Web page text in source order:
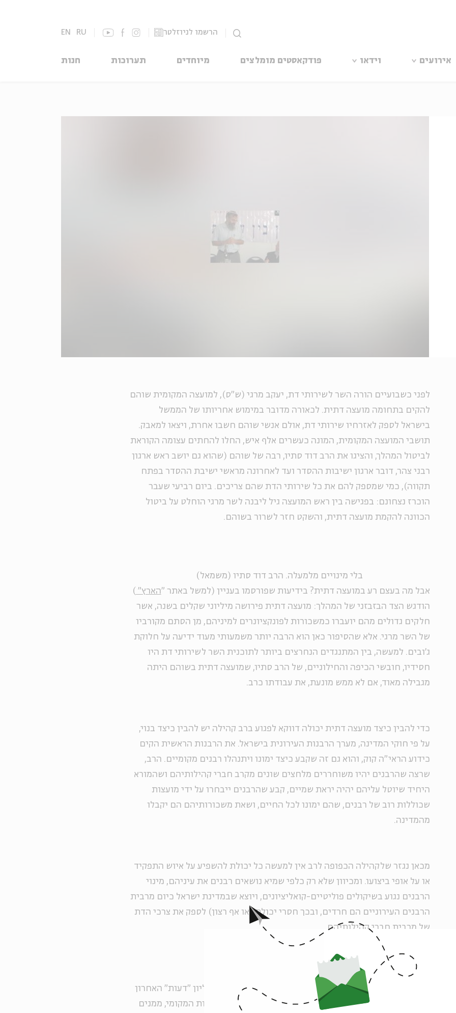
הרשמו לניוזלטר EN RU
אירועים וידאו פודקאסטים מומלצים מיוחדים תערוכות חנות
לפני כשבועיים הורה השר לשירותי דת, יעקב מרגי (ש"ס), למועצה המקומית שוהם
להקים בתחומה מועצה דתית. לכאורה מדובר במימוש אחריותו של הממשל
בישראל לספק לאזרחיו שירותי דת, אולם אנשי שוהם חשבו אחרת, ויצאו למאבק.
תושבי המועצה המקומית, המונה כעשרים אלף איש, החלו להחתים עצומה הקוראת
לביטול המהלך, והציגו את הרב דוד סתיו, רבה של שוהם (שהוא גם יושב ראש ארגון
רבני צהר, דובר ארגון ישיבות ההסדר ועד לאחרונה מראשי ישיבת ההסדר בפתח
תקווה), כמי שמספק להם את כל שירותי הדת שהם צריכים. ביום רביעי שעבר
הוכרז נצחונם: בפגישה בין ראש המועצה גיל ליבנה לשר מרגי הוחלט על ביטול
הכוונה להקמת מועצה דתית, והשקט חזר לשרור בשוהם.
בלי מינויים מלמעלה. הרב דוד סתיו (משמאל)
אבל מה בעצם רע במועצה דתית? בידיעות שפורסמו בעניין (למשל באתר "הארץ" )
הודגש הצד הבזבזני של המהלך: מועצה דתית פירושה מיליוני שקלים בשנה, אשר
חלקים גדולים מהם יועברו כמשכורות לפונקציונרים למיניהם, מן הסתם מקורביו
של השר מרגי. אלא שהסיפור כאן הוא הרבה יותר משמעותי מעוד ידיעה על חלוקת
ג'ובים. למעשה, בין המתנגדים הנחרצים ביותר לתוכנית השר לשירותי דת היו
חסידיו, חובשי הכיפה והחילוניים, של הרב סתיו, שמועצה דתית בשוהם היתה
מגבילה מאוד, אם לא ממש מונעת, את עבודתו כרב.
כדי להבין כיצד מועצה דתית יכולה דווקא לפגוע ברב קהילה יש להבין כיצד בנוי,
על פי חוקי המדינה, מערך הרבנות העירונית בישראל. את הרבנות הראשית הקים
כידוע הראי"ה קוק, והוא גם זה שקבע כיצד ימונו ויתנהלו רבנים מקומיים. הרב,
שרצה שהרבנים יהיו משוחררים מלחצים שונים מקרב חברי קהילותיהם ושהמורא
היחיד שיוטל עליהם יהיה יראת שמיים, קבע שהרבנים ייבחרו על ידי מועצות
שכוללות רוב של רבנים, שהם ימונו לכל החיים, ושאת משכורותיהם הם יקבלו
מהמדינה.
מכאן נגזר שלקהילה הכפופה לרב אין למעשה כל יכולת להשפיע על איוש התפקיד
או על אופי ביצועו. ומכיוון שלא רק כלפי שמיא נושאים רבנים את עיניהם, מינוי
הרבנים נגוע בשיקולים פוליטיים-קואליציונים, ויוצא שבמדינת ישראל כיום מרבית
הרבנים העירוניים הם חרדים, ובכך חסרי יכולת (או אף רצון) לספק את צרכי הדת
של מרבית חברי קהילותיהם.
שפה זרה
כפי שכותב על כך בצורה מלומדת מאוד הרב ד"ר אבי קדיש בגליון "דעות" האחרון
(טבת תש"ע), לרבני הערים כוח רב: הם שולטים במערך הכשרות המקומי, ממנים